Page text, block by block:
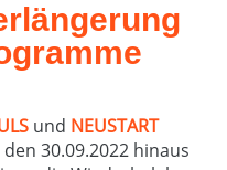
und NEUSTART
30.09.2022 hinaus